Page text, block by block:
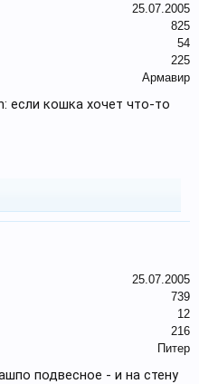
25.07.2005
825
54
225
Армавир
если кошка хочет что-то
25.07.2005
739
12
216
Питер
подвесное - и на стену